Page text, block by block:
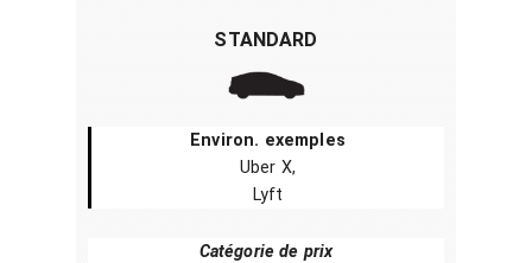
STANDARD
Environ. exemples
Uber X,
Lyft
Catégorie de prix